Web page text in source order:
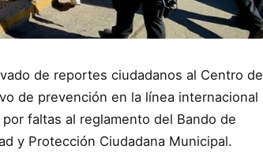
de reportes ciudadanos al Centro de
de prevención en la línea internacional
faltas al reglamento del Bando de
y Protección Ciudadana Municipal.